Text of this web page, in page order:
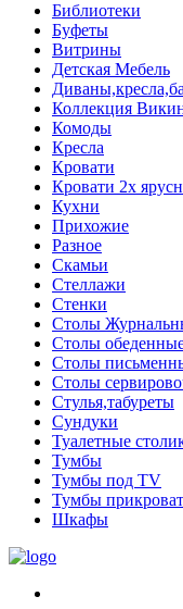
Библиотеки
Буфеты
Витрины
Детская Мебель
Коллекция
Комоды
Кресла
Кровати
Кровати 2х
Кухни
Прихожие
Разное
Скамьи
Стеллажи
Стенки
Столы
Столы
Столы
Столы
Стулья,табуреты
Сундуки
Туалетные
Тумбы
Тумбы под TV
Тумбы
Шкафы